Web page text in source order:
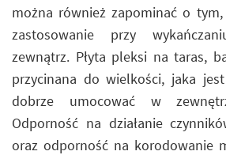
można również zapominać o
zastosowanie przy
zewnątrz. Płyta pleksi na taras,
przycinana do wielkości, jaka
dobrze umocować w
Odporność na działanie
oraz odporność na korodowanie